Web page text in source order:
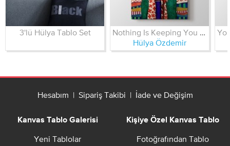
3'lü Hülya Tablo Set
Nothing Is Keeping You Here
Hülya Özdemir
Hesabım | Sipariş Takibi | İade ve Değişim
Kanvas Tablo Galerisi
Yeni Tablolar
Kişiye Özel Kanvas Tablo
Fotoğrafından Tablo